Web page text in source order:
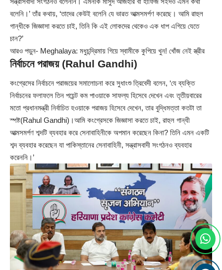
বলেনি।’ তাঁর কথায়, ‘তাদের কেউই বলেনি যে ভারত আত্মসমর্পণ করেছে। আমি রাহুল
গান্ধীকে জিজ্ঞাসা করতে চাই, তিনি কি এই লোকদের থেকেও এক ধাপ এগিয়ে যেতে
চান?’
আরও পড়ুন- Meghalaya: মধুচন্দ্রিমায় গিয়ে স্বামীকে কুপিয়ে খুন! খোঁজ নেই স্ত্রীর
নির্বাচনে পরাজয় (Rahul Gandhi)
কংগ্রেসের নির্বাচনে পরাজয়ের সমালোচনা করে সুধাংশু ত্রিবেদী বলেন, ‘যে ব্যক্তি
নির্বাচনের ফলাফলে তিন পয়েন্ট কম পাওয়াকে সাফল্য হিসেবে দেখেন এবং তৃতীয়বারের
মতো প্রধানমন্ত্রী নির্বাচিত হওয়াকে পরাজয় হিসেবে দেখেন, তার বুদ্ধিমত্তা কতটা তা
স্পষ্ট(Rahul Gandhi)।আমি কংগ্রেসকে জিজ্ঞাসা করতে চাই, রাহুল গান্ধী
আত্মসমর্পণ শব্দটি ব্যবহার করে সেনাবাহিনীকে অপমান করেছেন কিনা? তিনি এমন একটি
শব্দ ব্যবহার করেছেন যা পাকিস্তানের সেনাবাহিনী, সন্ত্রাসবাদী সংগঠনও ব্যবহার
করেননি।’